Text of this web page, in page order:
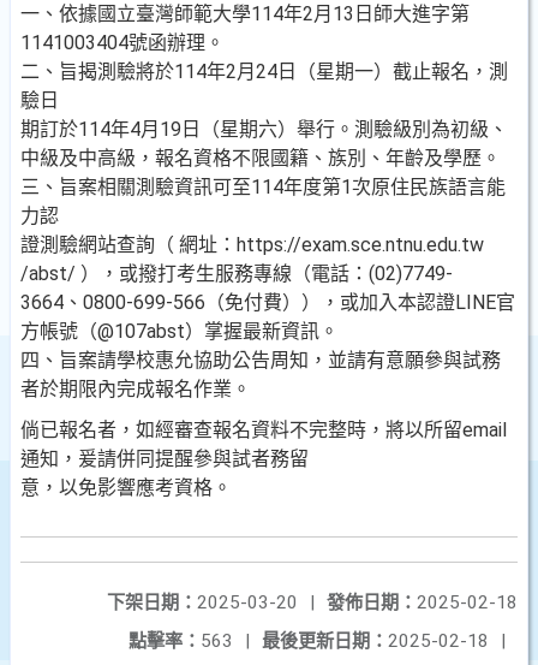
一、依據國立臺灣師範大學114年2月13日師大進字第
1141003404號函辦理。
二、旨揭測驗將於114年2月24日（星期一）截止報名，測
驗日
期訂於114年4月19日（星期六）舉行。測驗級別為初級、
中級及中高級，報名資格不限國籍、族別、年齡及學歷。
三、旨案相關測驗資訊可至114年度第1次原住民族語言能
力認
證測驗網站查詢（ 網址：https://exam.sce.ntnu.edu.tw
/abst/ ），或撥打考生服務專線（電話：(02)7749-
3664、0800-699-566（免付費）），或加入本認證LINE官
方帳號（@107abst）掌握最新資訊。
四、旨案請學校惠允協助公告周知，並請有意願參與試務
者於期限內完成報名作業。
倘已報名者，如經審查報名資料不完整時，將以所留email
通知，爰請併同提醒參與試者務留
意，以免影響應考資格。
發佈日期： 2025-02-18
下架日期： 2025-03-20
|
最後更新日期： 2025-02-18 |
點擊率： 563 |